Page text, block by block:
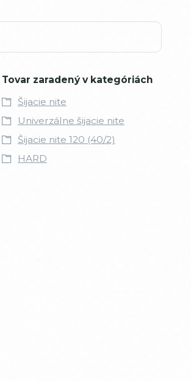
Tovar zaradený v kategóriách
Šijacie nite
Univerzálne šijacie nite
Šijacie nite 120 (40/2)
HARD